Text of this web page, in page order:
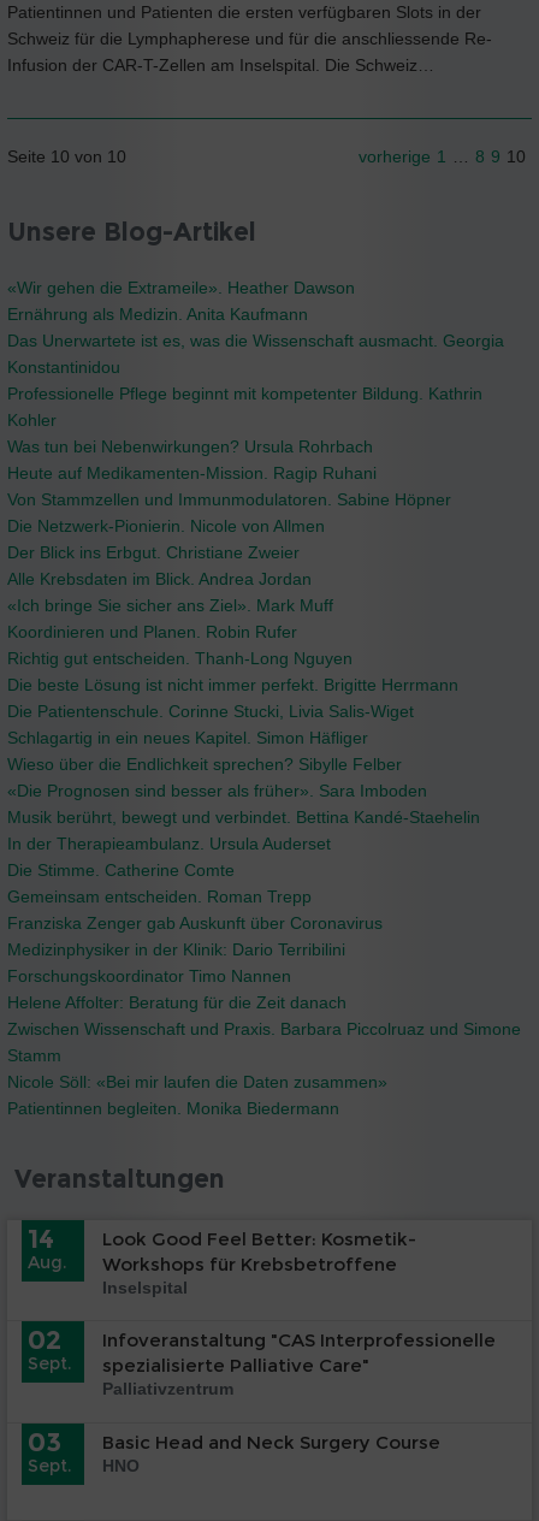
Patientinnen und Patienten die ersten verfügbaren Slots in der
Schweiz für die Lymphapherese und für die anschliessende Re-
Infusion der CAR-T-Zellen am Inselspital. Die Schweiz…
Seite 10 von 10 vorherige 1 … 8 9 10
Unsere Blog-Artikel
«Wir gehen die Extrameile». Heather Dawson
Ernährung als Medizin. Anita Kaufmann
Das Unerwartete ist es, was die Wissenschaft ausmacht. Georgia
Konstantinidou
Professionelle Pflege beginnt mit kompetenter Bildung. Kathrin
Kohler
Was tun bei Nebenwirkungen? Ursula Rohrbach
Heute auf Medikamenten-Mission. Ragip Ruhani
Von Stammzellen und Immunmodulatoren. Sabine Höpner
Die Netzwerk-Pionierin. Nicole von Allmen
Der Blick ins Erbgut. Christiane Zweier
Alle Krebsdaten im Blick. Andrea Jordan
«Ich bringe Sie sicher ans Ziel». Mark Muff
Koordinieren und Planen. Robin Rufer
Richtig gut entscheiden. Thanh-Long Nguyen
Die beste Lösung ist nicht immer perfekt. Brigitte Herrmann
Die Patientenschule. Corinne Stucki, Livia Salis-Wiget
Schlagartig in ein neues Kapitel. Simon Häfliger
Wieso über die Endlichkeit sprechen? Sibylle Felber
«Die Prognosen sind besser als früher». Sara Imboden
Musik berührt, bewegt und verbindet. Bettina Kandé-Staehelin
In der Therapieambulanz. Ursula Auderset
Die Stimme. Catherine Comte
Gemeinsam entscheiden. Roman Trepp
Franziska Zenger gab Auskunft über Coronavirus
Medizinphysiker in der Klinik: Dario Terribilini
Forschungskoordinator Timo Nannen
Helene Affolter: Beratung für die Zeit danach
Zwischen Wissenschaft und Praxis. Barbara Piccolruaz und Simone
Stamm
Nicole Söll: «Bei mir laufen die Daten zusammen»
Patientinnen begleiten. Monika Biedermann
Veranstaltungen
14
Aug.
Look Good Feel Better: Kosmetik-
Workshops für Krebsbetroffene
Inselspital
02
Sept.
Infoveranstaltung "CAS Interprofessionelle
spezialisierte Palliative Care"
Palliativzentrum
03
Sept.
Basic Head and Neck Surgery Course
HNO